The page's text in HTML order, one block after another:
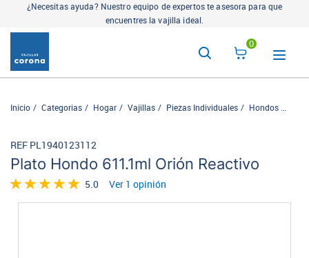
¿Necesitas ayuda? Nuestro equipo de expertos te asesora para que
encuentres la vajilla ideal.
0
Inicio Categorias Hogar Vajillas Piezas Individuales Hondos
Plato Hondo 611.1ml Orión Reactivo
REF PL1940123112
5.0 Ver 1 opinión